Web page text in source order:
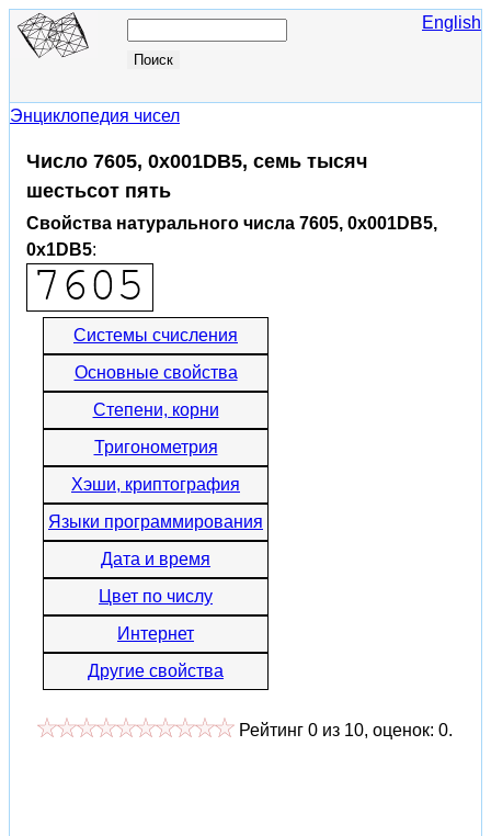
English
Энциклопедия чисел
Число 7605, 0x001DB5, семь тысяч
шестьсот пять
Свойства натурального числа 7605, 0x001DB5,
0x1DB5:
Системы счисления
Основные свойства
Степени, корни
Тригонометрия
Хэши, криптография
Языки программирования
Дата и время
Цвет по числу
Интернет
Другие свойства
Рейтинг 0 из 10, оценок: 0.